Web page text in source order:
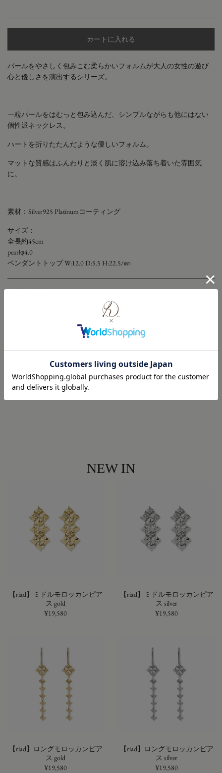
カートに入れる
パールをやさしく包みこむ柔らかいフォルムが大人の女性の遊び
心と優しさを演出するシリーズ。
一粒パールをはむっと包み込んだ、シンプルながらも他にはない
個性派ネックレス。
ハートを折りたたんだような優しいフォルム。
マットな質感はふんわりと淡く肌に溶け込み落ち着いた雰囲気
に。
素材：Silver925 Platinumコーティング
サイズ：
全長約45cm
pearlφ4.0
ペンダントトップ W:12.0 D:5.5 H:22.5/㎜
NEW IN
【riad】ミドルモロッカンピア
ス gold
¥19,580
【riad】ミドルモロッカンピア
ス silver
¥19,580
【riad】ロングモロッカンピア
ス gold
¥19,580
【riad】ロングモロッカンピア
ス silver
¥19,580